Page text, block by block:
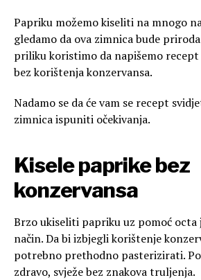
Papriku možemo kiseliti na mnogo
gledamo da ova zimnica bude
priliku koristimo da napišemo recept
bez korištenja konzervansa.
Nadamo se da će vam se recept
zimnica ispuniti očekivanja.
Kisele paprike bez
konzervansa
Brzo ukiseliti papriku uz pomoć octa
način. Da bi izbjegli korištenje
potrebno prethodno pasterizirati.
zdravo, svježe bez znakova truljenja.